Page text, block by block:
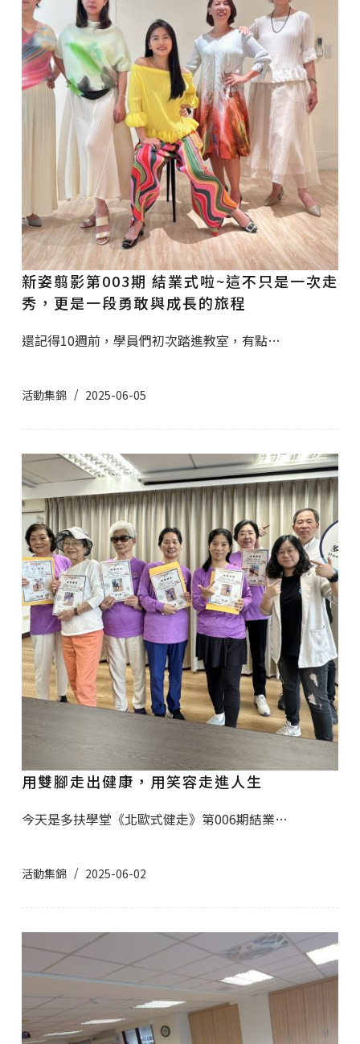
新姿翦影第003期 結業式啦~這不只是一次走
秀，更是一段勇敢與成長的旅程
還記得10週前，學員們初次踏進教室，有點…
活動集錦 2025-06-05
用雙腳走出健康，用笑容走進人生
今天是多扶學堂《北歐式健走》第006期結業…
活動集錦 2025-06-02